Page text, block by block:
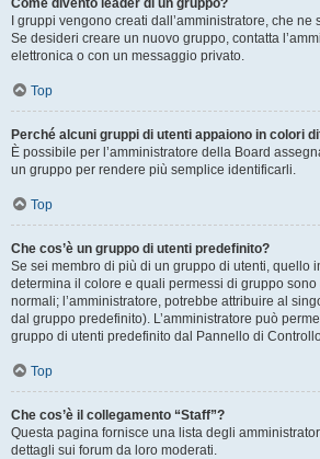
Come divento leader di un gruppo?
I gruppi vengono creati dall’amministratore, che
Se desideri creare un nuovo gruppo, contatta
elettronica o con un messaggio privato.
Top
Perché alcuni gruppi di utenti appaiono in colori
È possibile per l’amministratore della Board
un gruppo per rendere più semplice identificarli.
Top
Che cos’è un gruppo di utenti predefinito?
Se sei membro di più di un gruppo di utenti, quello
determina il colore e quali permessi di gruppo
normali; l’amministratore, potrebbe attribuire al
dal gruppo predefinito). L’amministratore può
gruppo di utenti predefinito dal Pannello di
Top
Che cos’è il collegamento “Staff”?
Questa pagina fornisce una lista degli
dettagli sui forum da loro moderati.